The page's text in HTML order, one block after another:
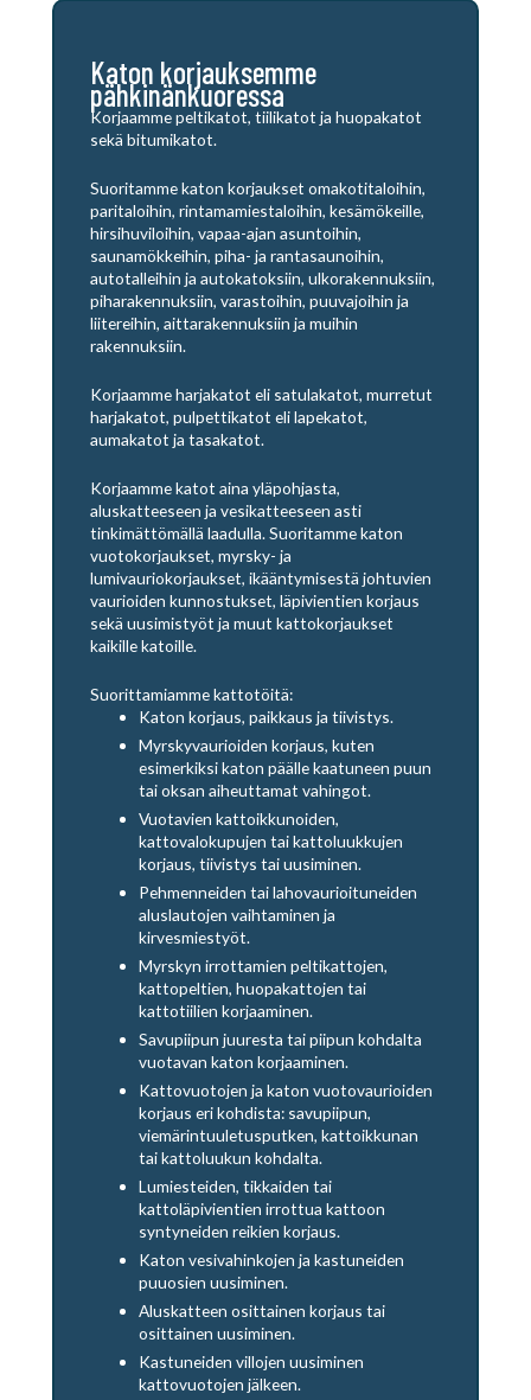
Katon korjauksemme
pähkinänkuoressa
Korjaamme peltikatot, tiilikatot ja huopakatot
sekä bitumikatot.
Suoritamme katon korjaukset omakotitaloihin,
paritaloihin, rintamamiestaloihin, kesämökeille,
hirsihuviloihin, vapaa-ajan asuntoihin,
saunamökkeihin, piha- ja rantasaunoihin,
autotalleihin ja autokatoksiin, ulkorakennuksiin,
piharakennuksiin, varastoihin, puuvajoihin ja
liitereihin, aittarakennuksiin ja muihin
rakennuksiin.
Korjaamme harjakatot eli satulakatot, murretut
harjakatot, pulpettikatot eli lapekatot,
aumakatot ja tasakatot.
Korjaamme katot aina yläpohjasta,
aluskatteeseen ja vesikatteeseen asti
tinkimättömällä laadulla. Suoritamme katon
vuotokorjaukset, myrsky- ja
lumivauriokorjaukset, ikääntymisestä johtuvien
vaurioiden kunnostukset, läpivientien korjaus
sekä uusimistyöt ja muut kattokorjaukset
kaikille katoille.
Suorittamiamme kattotöitä:
Katon korjaus, paikkaus ja tiivistys.
Myrskyvaurioiden korjaus, kuten
esimerkiksi katon päälle kaatuneen puun
tai oksan aiheuttamat vahingot.
Vuotavien kattoikkunoiden,
kattovalokupujen tai kattoluukkujen
korjaus, tiivistys tai uusiminen.
Pehmenneiden tai lahovaurioituneiden
aluslautojen vaihtaminen ja
kirvesmiestyöt.
Myrskyn irrottamien peltikattojen,
kattopeltien, huopakattojen tai
kattotiilien korjaaminen.
Savupiipun juuresta tai piipun kohdalta
vuotavan katon korjaaminen.
Kattovuotojen ja katon vuotovaurioiden
korjaus eri kohdista: savupiipun,
viemärintuuletusputken, kattoikkunan
tai kattoluukun kohdalta.
Lumiesteiden, tikkaiden tai
kattoläpivientien irrottua kattoon
syntyneiden reikien korjaus.
Katon vesivahinkojen ja kastuneiden
puuosien uusiminen.
Aluskatteen osittainen korjaus tai
osittainen uusiminen.
Kastuneiden villojen uusiminen
kattovuotojen jälkeen.